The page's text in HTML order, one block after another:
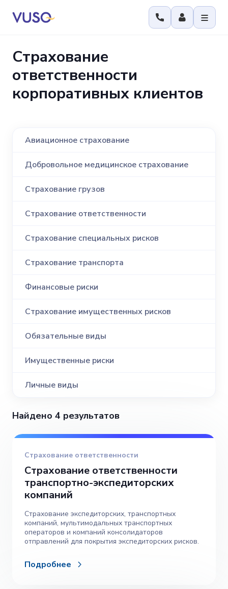
Страхование
ответственности
корпоративных клиентов
Авиационное страхование
Добровольное медицинское страхование
Страхование грузов
Страхование ответственности
Страхование специальных рисков
Страхование транспорта
Финансовые риски
Страхование имущественных рисков
Обязательные виды
Имущественные риски
Личные виды
Найдено 4 результатов
Страхование ответственности
Страхование ответственности
транспортно-экспедиторских
компаний
Страхование экспедиторских, транспортных
компаний, мультимодальных транспортных
операторов и компаний консолидаторов
отправлений для покрытия экспедиторских рисков.
Подробнее